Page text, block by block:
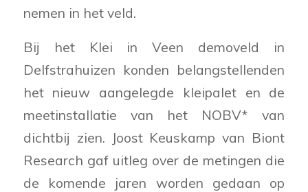
nemen in het veld.
Bij het Klei in Veen demoveld in
Delfstrahuizen konden belangstellenden
het nieuw aangelegde kleipalet en de
meetinstallatie van het NOBV* van
dichtbij zien. Joost Keuskamp van Biont
Research gaf uitleg over de metingen die
de komende jaren worden gedaan op